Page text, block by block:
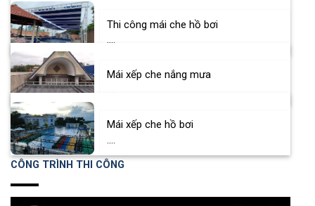
Thi công mái che hồ bơi
....
Mái xếp che nắng mưa
Mái xếp che hồ bơi
CÔNG TRÌNH THI CÔNG